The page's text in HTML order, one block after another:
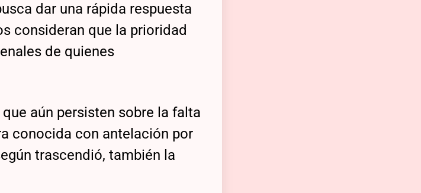
dar una rápida respuesta
consideran que la prioridad
de quienes
aún persisten sobre la falta
conocida con antelación por
trascendió, también la